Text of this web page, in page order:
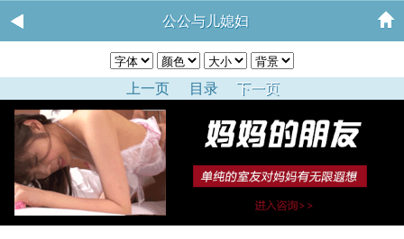
公公与儿媳妇
上一页 目录 下一页